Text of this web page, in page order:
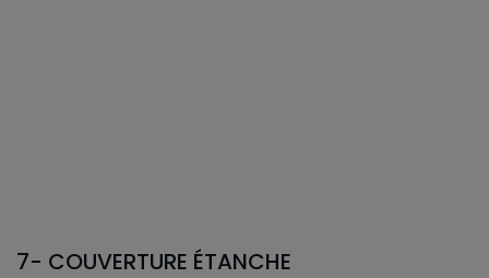
7- COUVERTURE ÉTANCHE